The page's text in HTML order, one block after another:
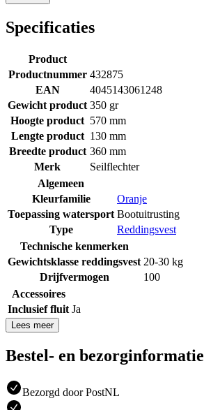
Specificaties
Product
Productnummer 432875
EAN
4045143061248
Gewicht product 350 gr
Hoogte product 570 mm
Lengte product 130 mm
Breedte product 360 mm
Merk
Seilflechter
Algemeen
Kleurfamilie
Oranje
Toepassing watersport Bootuitrusting
Type
Reddingsvest
Technische kenmerken
Gewichtsklasse reddingsvest 20-30 kg
Drijfvermogen
100
Accessoires
Inclusief fluit Ja
Lees meer
Bestel- en bezorginformatie
Bezorgd door PostNL